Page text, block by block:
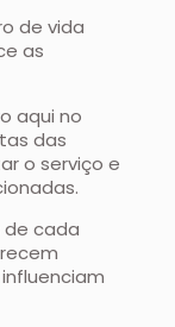
de vida
as
aqui no
das
o serviço e
de cada